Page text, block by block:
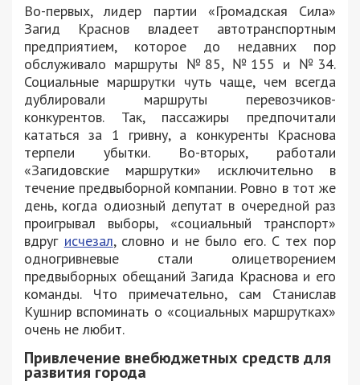
Во-первых, лидер партии «Громадская Сила»
Загид Краснов владеет автотранспортным
предприятием, которое до недавних пор
обслуживало маршруты №85, №155 и №34.
Социальные маршрутки чуть чаще, чем всегда
дублировали маршруты перевозчиков-
конкурентов. Так, пассажиры предпочитали
кататься за 1 гривну, а конкуренты Краснова
терпели убытки. Во-вторых, работали
«Загидовские маршрутки» исключительно в
течение предвыборной компании. Ровно в тот же
день, когда одиозный депутат в очередной раз
проигрывал выборы, «социальный транспорт»
вдруг исчезал, словно и не было его. С тех пор
одногривневые стали олицетворением
предвыборных обещаний Загида Краснова и его
команды. Что примечательно, сам Станислав
Кушнир вспоминать о «социальных маршрутках»
очень не любит.
Привлечение внебюджетных средств для
развития города